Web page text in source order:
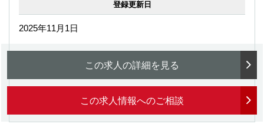
登録更新日
2025年11月1日
この求人の詳細を見る
この求人情報へのご相談